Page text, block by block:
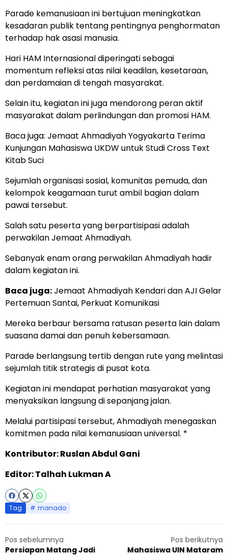
Parade kemanusiaan ini bertujuan meningkatkan
kesadaran publik tentang pentingnya penghormatan
terhadap hak asasi manusia.
Hari HAM Internasional diperingati sebagai
momentum refleksi atas nilai keadilan, kesetaraan,
dan perdamaian di tengah masyarakat.
Selain itu, kegiatan ini juga mendorong peran aktif
masyarakat dalam perlindungan dan promosi HAM.
Baca juga: Jemaat Ahmadiyah Yogyakarta Terima
Kunjungan Mahasiswa UKDW untuk Studi Cross Text
Kitab Suci
Sejumlah organisasi sosial, komunitas pemuda, dan
kelompok keagamaan turut ambil bagian dalam
pawai tersebut.
Salah satu peserta yang berpartisipasi adalah
perwakilan Jemaat Ahmadiyah.
Sebanyak enam orang perwakilan Ahmadiyah hadir
dalam kegiatan ini.
Baca juga:Jemaat Ahmadiyah Kendari dan AJI Gelar
Pertemuan Santai, Perkuat Komunikasi
Mereka berbaur bersama ratusan peserta lain dalam
suasana damai dan penuh kebersamaan.
Parade berlangsung tertib dengan rute yang melintasi
sejumlah titik strategis di pusat kota.
Kegiatan ini mendapat perhatian masyarakat yang
menyaksikan langsung di sepanjang jalan.
Melalui partisipasi tersebut, Ahmadiyah menegaskan
komitmen pada nilai kemanusiaan universal. *
Kontributor: Ruslan Abdul Gani
Editor: Talhah Lukman A
Tag manado
Pos sebelumnya
Persiapan Matang Jadi
Pos berikutnya
Mahasiswa UIN Mataram